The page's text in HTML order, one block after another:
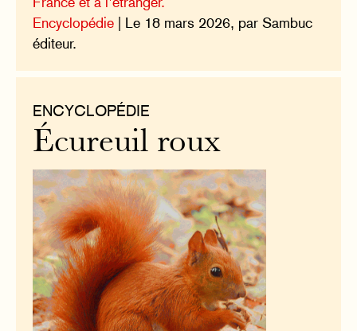
Encyclopédie | Le 18 mars 2026, par Sambuc
éditeur.
ENCYCLOPÉDIE
Écureuil roux